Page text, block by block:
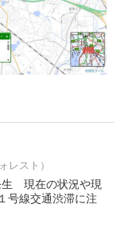
レスト）
生 現在の状況や現
号線交通渋滞に注